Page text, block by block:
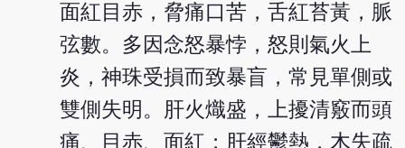
面紅目赤，脅痛口苦，舌紅苔黃，脈
弦數。多因念怒暴悖，怒則氣火上
炎，神珠受損而致暴盲，常見單側或
雙側失明。肝火熾盛，上擾清竅而頭
痛、目赤、面紅；肝經鬱熱，木失疏